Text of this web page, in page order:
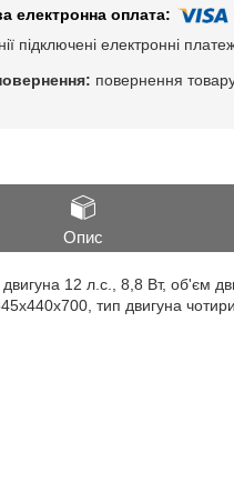
підключені електронні
повернення
Опис
двигуна 12 л.с., 8,8 Вт, об'єм
тип двигуна